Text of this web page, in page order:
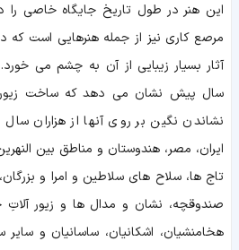
این هنر در طول تاریخ جایگاه خاصی را
مرصع کاری نیز از جمله هنرهایی است که
آثار بسیار زیبایی از آن به چشم می خورد.
سال پیش نشان می دهد که ساخت زیور
نشاندن نگین بر روی آنها از هزاران
ایران، مصر، هندوستان و مناطق بین
تاج ها، سلاح های سلاطین و امرا و
صندوقچه، نشان و مدال ها و زیور آلاتِ
هخامنشیان، اشکانیان، ساسانیان و